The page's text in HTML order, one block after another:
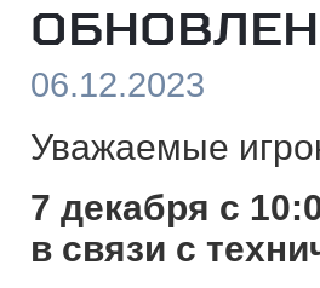
06.12.2023
Уважаемые
7 декабря с
в связи с